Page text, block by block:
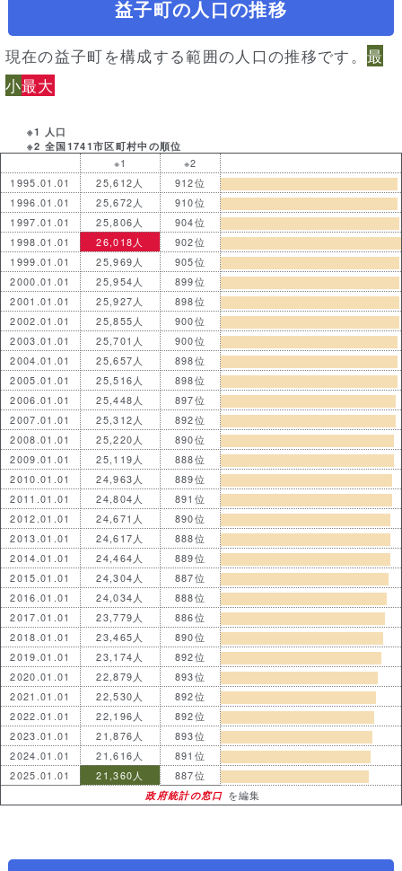
益子町の人口の推移
現在の益子町を構成する範囲の人口の推移です。 最
小最大
※1 人口
※2 全国1741市区町村中の順位
※1
※2
1995.01.01
25,612人
912位
1996.01.01
25,672人
910位
1997.01.01
25,806人
904位
1998.01.01
26,018人
902位
1999.01.01
25,969人
905位
2000.01.01
25,954人
899位
2001.01.01
25,927人
898位
2002.01.01
25,855人
900位
2003.01.01
25,701人
900位
2004.01.01
25,657人
898位
2005.01.01
25,516人
898位
2006.01.01
25,448人
897位
2007.01.01
25,312人
892位
2008.01.01
25,220人
890位
2009.01.01
25,119人
888位
2010.01.01
24,963人
889位
2011.01.01
24,804人
891位
2012.01.01
24,671人
890位
2013.01.01
24,617人
888位
2014.01.01
24,464人
889位
2015.01.01
24,304人
887位
2016.01.01
24,034人
888位
2017.01.01
23,779人
886位
2018.01.01
23,465人
890位
2019.01.01
23,174人
892位
2020.01.01
22,879人
893位
2021.01.01
22,530人
892位
2022.01.01
22,196人
892位
2023.01.01
21,876人
893位
2024.01.01
21,616人
891位
2025.01.01
21,360人
887位
政府統計の窓口 を編集